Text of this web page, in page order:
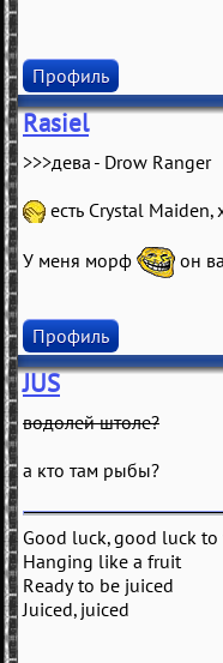
Профиль
Rasiel
>>>дева - Drow Ranger
есть Crystal Maiden,
У меня морф он
Профиль
JUS
водолей штоле?
а кто там рыбы?
Good luck, good luck to
Hanging like a fruit
Ready to be juiced
Juiced, juiced